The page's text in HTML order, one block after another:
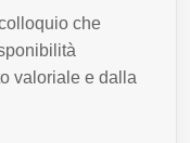
che
valoriale e dalla